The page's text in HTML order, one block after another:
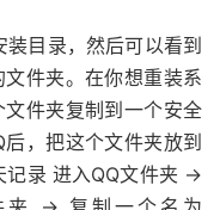
目录，然后可以看到
件夹。在你想重装系
件夹复制到一个安全
，把这个文件夹放到
记录 进入QQ文件夹 →